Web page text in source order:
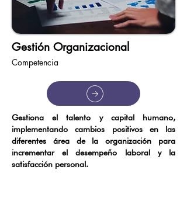
Gestión Organizacional
Competencia
Gestiona el talento y capital humano,
implementando cambios positivos en las
diferentes área de la organización para
incrementar el desempeño laboral y la
satisfacción personal.